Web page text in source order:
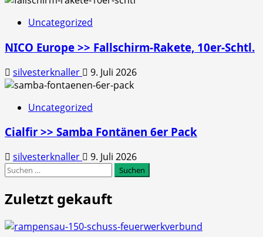
Uncategorized
NICO Europe >> Fallschirm-Rakete, 10er-Schtl.
silvesterknaller 9. Juli 2026
Uncategorized
Cialfir >> Samba Fontänen 6er Pack
silvesterknaller
9. Juli 2026
Suchen
Zuletzt gekauft